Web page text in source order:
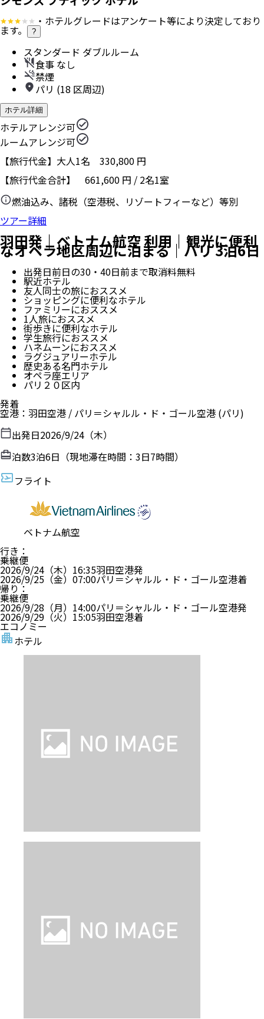
・ホテルグレードはアンケート等により決定しており
ます。 ?
スタンダード ダブルルーム
食事 なし
禁煙
パリ (18 区周辺)
ホテル詳細
ホテルアレンジ可
ルームアレンジ可
【旅行代金】大人1名 330,800 円
【旅行代金合計】 661,600 円 / 2名1室
燃油込み、諸税（空港税、リゾートフィーなど）等別
ツアー詳細
羽田発｜ベトナム航空 利用｜観光に便利
なオペラ地区周辺に泊まる｜パリ 3泊6日
出発日前日の30・40日前まで取消料無料
駅近ホテル
友人同士の旅におススメ
ショッピングに便利なホテル
ファミリーにおススメ
1人旅におススメ
街歩きに便利なホテル
学生旅行におススメ
ハネムーンにおススメ
ラグジュアリーホテル
歴史ある名門ホテル
オペラ座エリア
パリ２０区内
発着
空港 ： 羽田空港 / パリ＝シャルル・ド・ゴール空港 (パリ)
出発日2026/9/24（木）
泊数3泊6日（現地滞在時間： 3日7時間）
フライト
ベトナム航空
行き ：
乗継便
2026/9/24（木） 16:35羽田空港発
2026/9/25（金） 07:00パリ＝シャルル・ド・ゴール空港着
帰り ：
乗継便
2026/9/28（月） 14:00パリ＝シャルル・ド・ゴール空港発
2026/9/29（火） 15:05羽田空港着
エコノミー
ホテル